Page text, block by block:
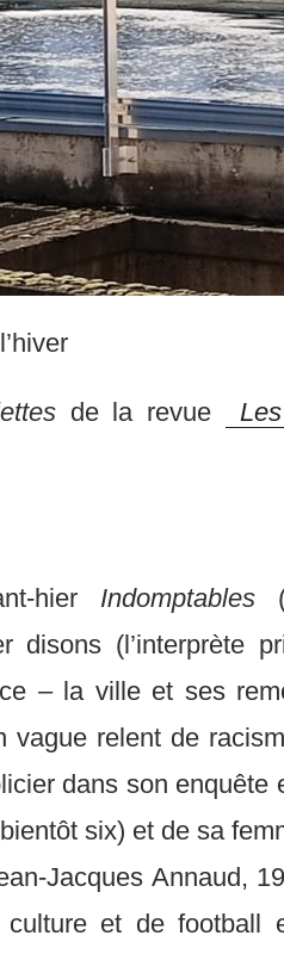
de la revue
hier Indomptables
disons (l’interprète
– la ville et ses
vague relent de
dans son
six) et de sa
Jacques Annaud,
et de football